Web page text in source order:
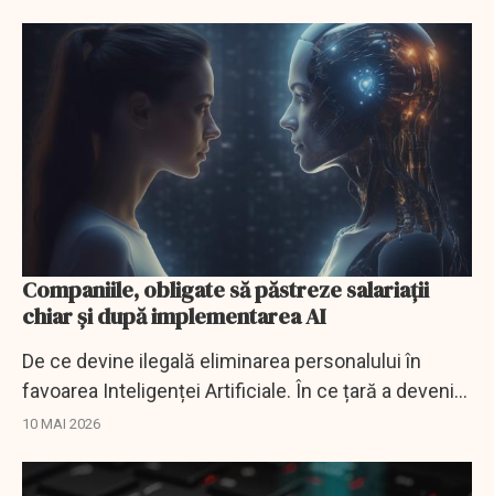
Companiile, obligate să păstreze salariații
chiar și după implementarea AI
De ce devine ilegală eliminarea personalului în
favoarea Inteligenței Artificiale. În ce țară a devenit
reglementare oficială.
10 MAI 2026